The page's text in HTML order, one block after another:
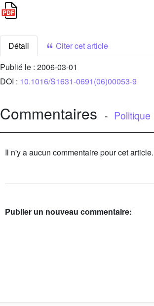
Détail
Citer cet article
Publié le : 2006-03-01
DOI : 10.1016/S1631-0691(06)00053-9
Commentaires - Politique
Il n'y a aucun commentaire pour cet
Publier un nouveau commentaire: